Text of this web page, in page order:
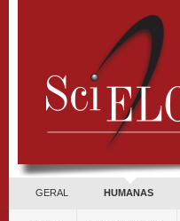
GERAL HUMANAS